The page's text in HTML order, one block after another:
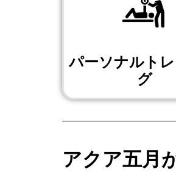
パーソナルト
グ
アクア五月